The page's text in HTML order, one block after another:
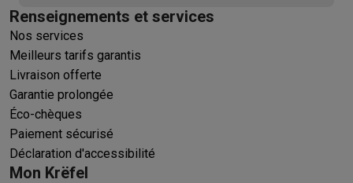
Renseignements et services
Nos services
Meilleurs tarifs garantis
Livraison offerte
Garantie prolongée
Éco-chèques
Paiement sécurisé
Déclaration d'accessibilité
Mon Krëfel